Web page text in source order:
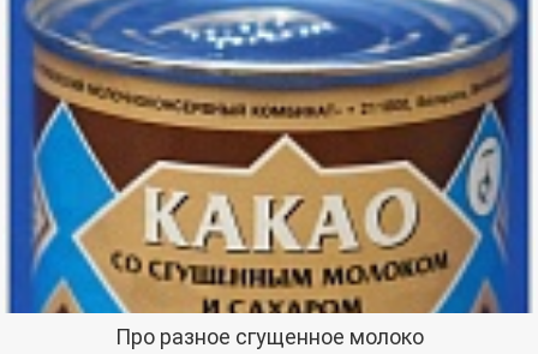
Про разное сгущенное молоко